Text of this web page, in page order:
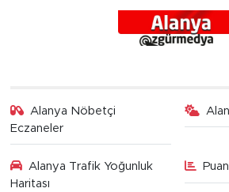
Alanya Nöbetçi
Eczaneler
Alanya Trafik Yoğunluk
Haritası